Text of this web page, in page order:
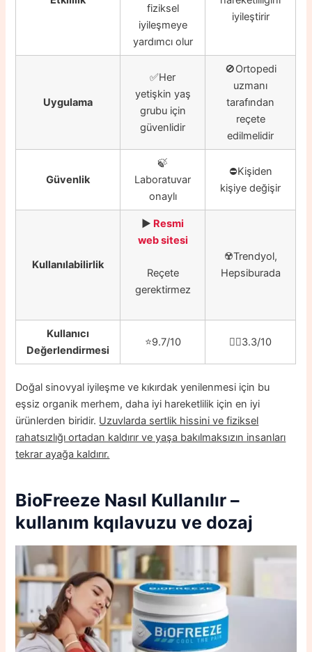
fiziksel
iyileşmeye
yardımcı olur
iyileştirir
Uygulama
✅Her
yetişkin yaş
grubu için
güvenlidir
🚫Ortopedi
uzmanı
tarafından
reçete
edilmelidir
Güvenlik
🍃
Laboratuvar
onaylı
⛔️Kişiden
kişiye değişir
Kullanılabilirlik
▶️ Resmi
web sitesi
Reçete
gerektirmez
☢️Trendyol,
Hepsiburada
Kullanıcı
Değerlendirmesi
⭐️9.7/10 👎🏼3.3/10
Doğal sinovyal iyileşme ve kıkırdak yenilenmesi için bu
eşsiz organik merhem, daha iyi hareketlilik için en iyi
ürünlerden biridir. Uzuvlarda sertlik hissini ve fiziksel
rahatsızlığı ortadan kaldırır ve yaşa bakılmaksızın insanları
tekrar ayağa kaldırır.
BioFreeze Nasıl Kullanılır –
kullanım kqılavuzu ve dozaj